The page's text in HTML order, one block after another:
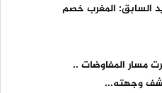
السابق: المغرب خصم
مسار المفاوضات ..
وجهته...